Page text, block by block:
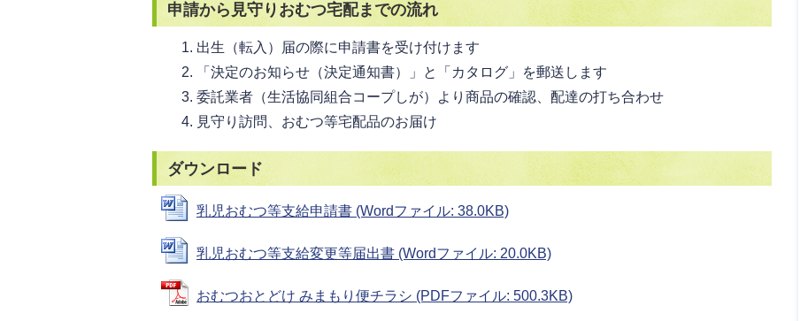
申請から見守りおむつ宅配までの流れ
出生（転入）届の際に申請書を受け付けます
「決定のお知らせ（決定通知書）」と「カタログ」を郵送します
委託業者（生活協同組合コープしが）より商品の確認、配達の打ち合わせ
見守り訪問、おむつ等宅配品のお届け
ダウンロード
乳児おむつ等支給申請書 (Wordファイル: 38.0KB)
乳児おむつ等支給変更等届出書 (Wordファイル: 20.0KB)
おむつおとどけ みまもり便チラシ (PDFファイル: 500.3KB)